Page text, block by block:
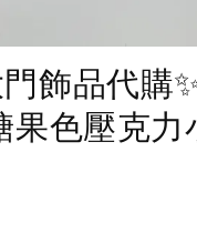
飾品代購
果色壓克力